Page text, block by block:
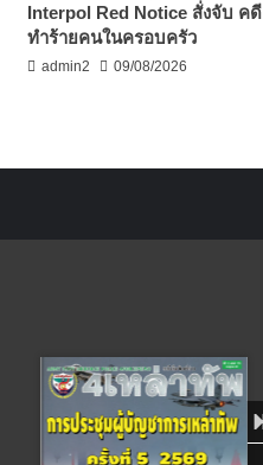
Interpol Red Notice สั่งจับ คดี
ทำร้ายคนในครอบครัว
admin2 09/08/2026